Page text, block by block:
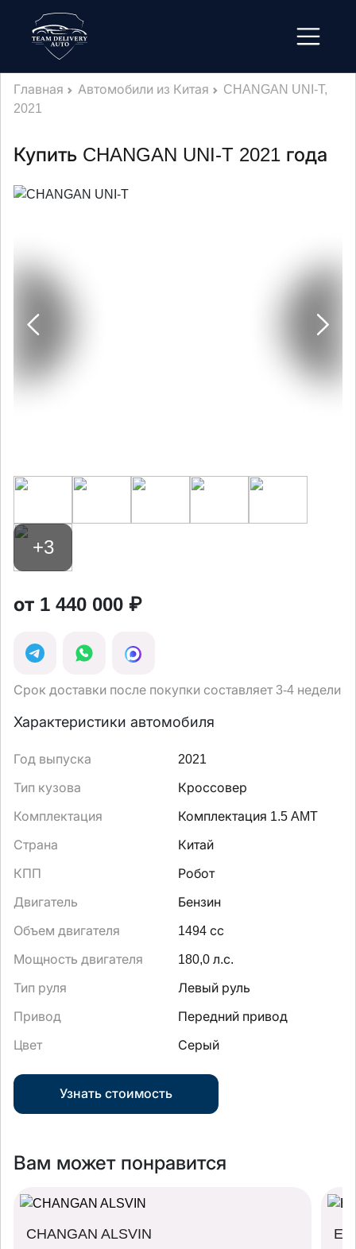
Главная Автомобили из Китая
CHANGAN UNI-T,
2021
Купить CHANGAN UNI-T 2021 года
+3
от 1 440 000 ₽
Срок доставки после покупки составляет 3-4 недели
Характеристики автомобиля
Год выпуска 2021
Тип кузова Кроссовер
Комплектация Комплектация 1.5 AMT
Страна Китай
КПП Робот
Двигатель Бензин
Объем двигателя 1494 сс
Мощность двигателя 180,0 л.с.
Тип руля Левый руль
Привод Передний привод
Цвет Серый
Узнать стоимость
Вам может понравится
CHANGAN ALSVIN